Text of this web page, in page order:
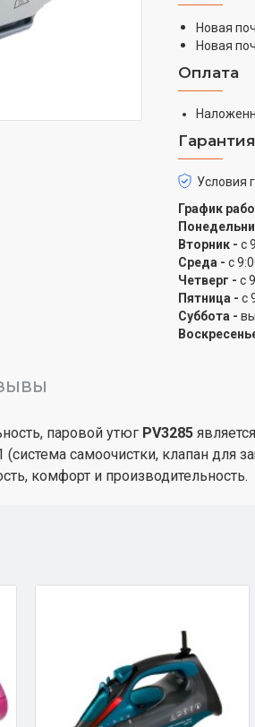
Новая
Новая
Оплата
Гарантия
Условия
График
Вторник - с
Среда - с
Четверг - с
Пятница - с
Суббота -
паровой утюг PV3285
самоочистки, клапан для
комфорт и производительность.